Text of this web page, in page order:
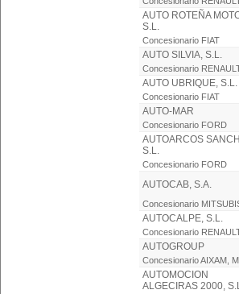
AUTO ROTEÑA
S.L.
Concesionario FIAT
AUTO SILVIA, S.L.
Concesionario
AUTO UBRIQUE, S.L.
Concesionario FIAT
AUTO-MAR
Concesionario FORD
AUTOARCOS
S.L.
Concesionario FORD
AUTOCAB, S.A.
Concesionario
AUTOCALPE, S.L.
Concesionario
AUTOGROUP
Concesionario AIXAM,
AUTOMOCION
ALGECIRAS 2000,